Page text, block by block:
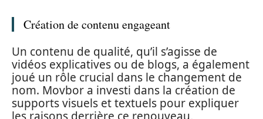
Création de contenu engageant
Un contenu de qualité, qu’il s’agisse de
vidéos explicatives ou de blogs, a également
joué un rôle crucial dans le changement de
nom. Movbor a investi dans la création de
supports visuels et textuels pour expliquer
les raisons derrière ce renouveau,